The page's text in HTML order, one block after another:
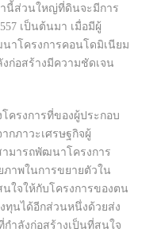
นี้ส่วนใหญ่ที่ดินจะมีการ
เป็นต้นมา เมื่อมีผู้
าโครงการคอนโดมิเนียม
ก่อสร้างมีความชัดเจน
ครงการที่ของผู้ประกอบ
กภาวะเศรษฐกิจผู้
ามารถพัฒนาโครงการ
ภาพในการขยายตัวใน
ใจให้กับโครงการของตน
ทุนได้อีกส่วนหนึ่งด้วยส่ง
ำลังก่อสร้างเป็นที่สนใจ